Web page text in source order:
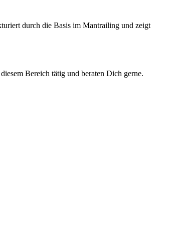
durch die Basis im Mantrailing und zeigt
Bereich tätig und beraten Dich gerne.